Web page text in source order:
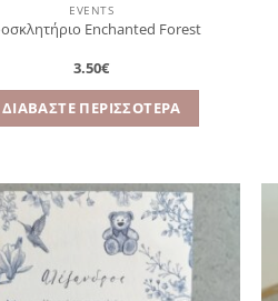
EVENTS
Enchanted Forest
3.50€
ΔΙΑΒΆΣΤΕ ΠΕΡΙΣΣΌΤΕΡΑ
Πρόσθήκη
στην
λίστα
επιθυμιών